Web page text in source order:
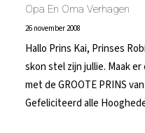
Opa En Oma Verhagen
26 november 2008
Hallo Prins Kai, Prinses
skon stel zijn jullie. Maak
met de GROOTE PRINS
Gefeliciteerd alle